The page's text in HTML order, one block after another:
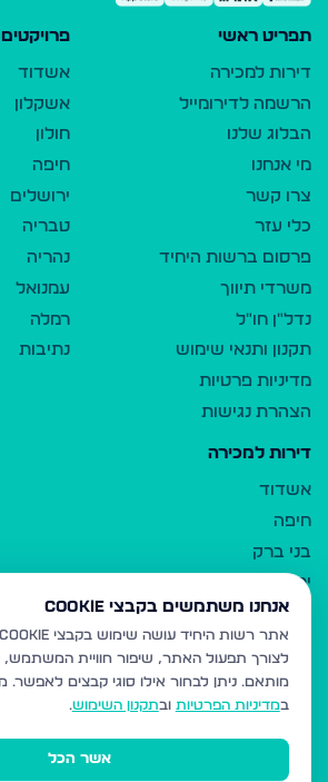
תפריט ראשי
דירות למכירה
הרשמה לדירומייל
הבלוג שלנו
מי אנחנו
צרו קשר
כלי עזר
פרסום ברשות היחיד
משרדי תיווך
נדל"ן חו"ל
תקנון ותנאי שימוש
מדיניות פרטיות
הצהרת נגישות
אשדוד
אשקלון
חולון
חיפה
ירושלים
טבריה
נהריה
עמנואל
רמלה
נתיבות
דירות למכירה
אשדוד
חיפה
בני ברק
ירושלים
אלעד
גבעת זאב
בית שמש
רכסים
מודיעין עילית
אנחנו משתמשים בקבצי Cookie
לצורך תפעול האתר, שיפור חוויית המשתמש,
מותאם. ניתן לבחור אילו סוגי קבצים
במדיניות הפרטיות ובתקנון השימוש.
אשר הכל